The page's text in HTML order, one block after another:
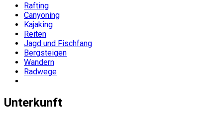
Rafting
Canyoning
Kajaking
Reiten
Jagd und Fischfang
Bergsteigen
Wandern
Radwege
Unterkunft